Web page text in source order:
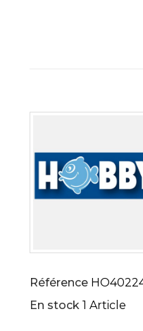
Référence
En stock 1 Article